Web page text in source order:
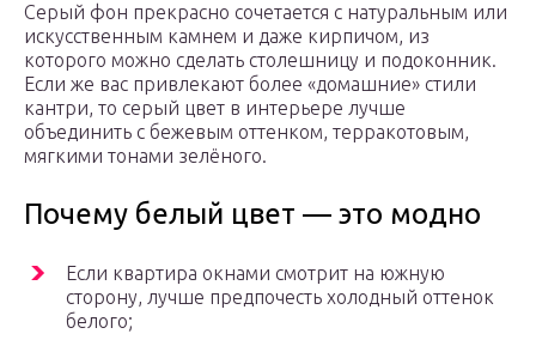
Серый фон прекрасно сочетается с натуральным или
искусственным камнем и даже кирпичом, из
которого можно сделать столешницу и подоконник.
Если же вас привлекают более «домашние» стили
кантри, то серый цвет в интерьере лучше
объединить с бежевым оттенком, терракотовым,
мягкими тонами зелёного.
Почему белый цвет — это модно
Если квартира окнами смотрит на южную
сторону, лучше предпочесть холодный оттенок
белого;